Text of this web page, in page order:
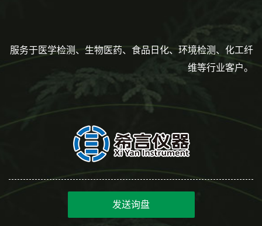
服务于医学检测、生物医药、食品日化、环境检测、化工纤
维等行业客户。
发送询盘